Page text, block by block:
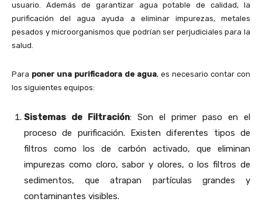
usuario. Además de garantizar agua potable de calidad, la
purificación del agua ayuda a eliminar impurezas, metales
pesados y microorganismos que podrían ser perjudiciales para la
salud.
Para poner una purificadora de agua, es necesario contar con
los siguientes equipos:
Sistemas de Filtración: Son el primer paso en el
proceso de purificación. Existen diferentes tipos de
filtros como los de carbón activado, que eliminan
impurezas como cloro, sabor y olores, o los filtros de
sedimentos, que atrapan partículas grandes y
contaminantes visibles.